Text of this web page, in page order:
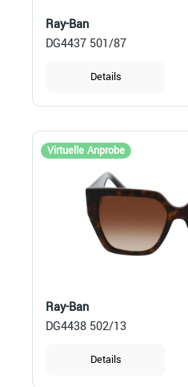
Ray-Ban
DG4437 501/87
Details
Virtuelle Anprobe
Ray-Ban
DG4438 502/13
Details